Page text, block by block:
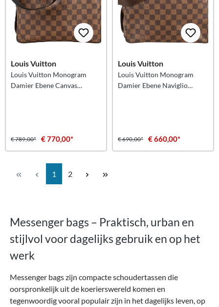
Louis Vuitton
Louis Vuitton Monogram
Damier Ebene Canvas
€ 789,00* € 770,00*
Louis Vuitton
Louis Vuitton Monogram
Damier Ebene Naviglio
€ 690,00* € 660,00*
Pagina
1 Pagina
2
Messenger bags – Praktisch, urban en
stijlvol voor dagelijks gebruik en op het
werk
Messenger bags zijn compacte schoudertassen die
oorspronkelijk uit de koerierswereld komen en
tegenwoordig vooral populair zijn in het dagelijks leven, op